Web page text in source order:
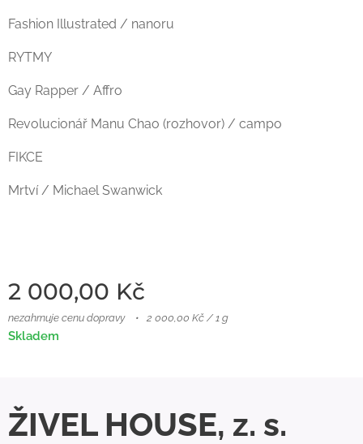
Fashion Illustrated / nanoru
RYTMY
Gay Rapper / Affro
Revolucionář Manu Chao (rozhovor) / campo
FIKCE
Mrtví / Michael Swanwick
2 000,00 Kč
nezahrnuje cenu dopravy 2 000,00 Kč / 1 g
Skladem
ŽIVEL HOUSE, z. s.